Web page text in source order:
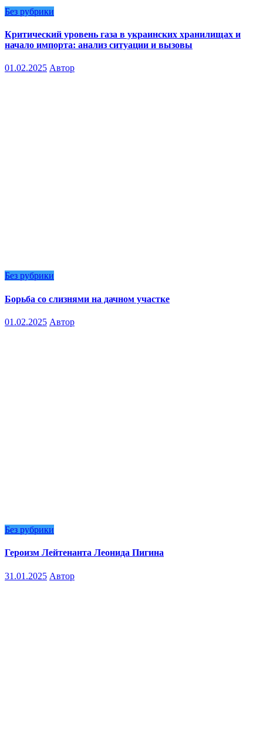
Без рубрики
Критический уровень газа в украинских хранилищах и
начало импорта: анализ ситуации и вызовы
01.02.2025 Автор
Без рубрики
Борьба со слизнями на дачном участке
01.02.2025 Автор
Без рубрики
Героизм Лейтенанта Леонида Пигина
31.01.2025 Автор